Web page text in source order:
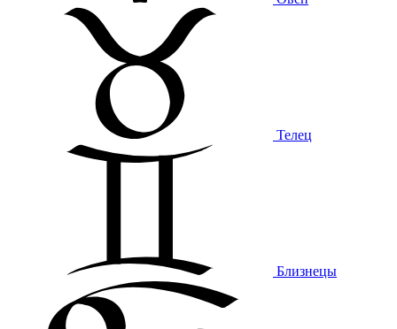
Телец
Близнецы